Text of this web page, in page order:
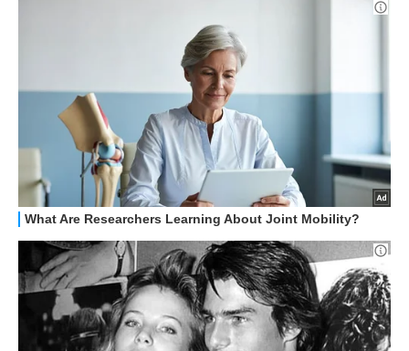
STREAMING E SERIE TV